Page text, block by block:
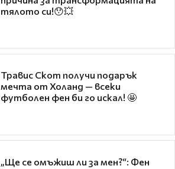
тялото си!😯💥
Травис Скот получи подарък
мечта от Холанд — всеки
футболен фен би го искал! 🤩
„Ще се омъжиш ли за мен?“: Фен